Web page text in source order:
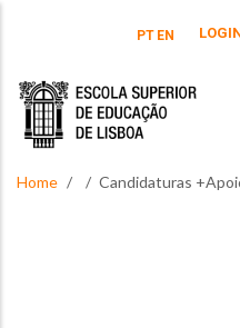
PT EN
Home Candidaturas